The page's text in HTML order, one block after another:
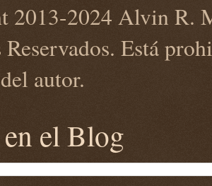
2013-2024 Alvin R.
Reservados. Está
autor.
el Blog